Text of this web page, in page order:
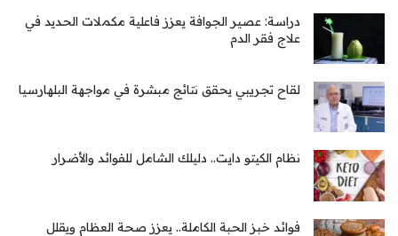
دراسة: عصير الجوافة يعزز فاعلية مكملات الحديد في
علاج فقر الدم
لقاح تجريبي يحقق نتائج مبشرة في مواجهة البلهارسيا
نظام الكيتو دايت.. دليلك الشامل للفوائد والأضرار
فوائد خبز الحبة الكاملة.. يعزز صحة العظام ويقلل